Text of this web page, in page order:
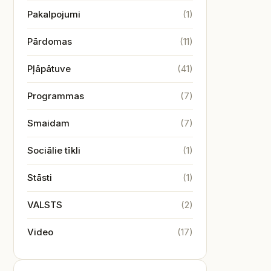
Pakalpojumi (1)
Pārdomas (11)
Pļāpātuve (41)
Programmas (7)
Smaidam (7)
Sociālie tīkli (1)
Stāsti (1)
VALSTS (2)
Video (17)